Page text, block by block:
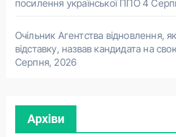
посилення української ППО 4
Очільник Агентства відновлення,
відставку, назвав кандидата на
Серпня, 2026
Архіви